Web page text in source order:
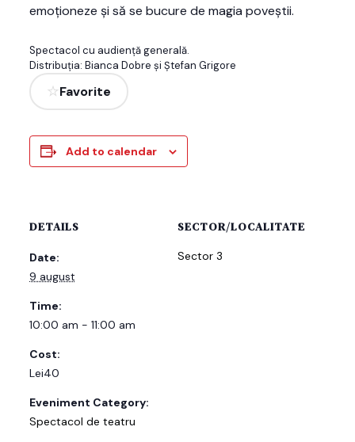
emoționeze și să se bucure de magia poveștii.
Spectacol cu audiență generală.
Distribuția: Bianca Dobre și Ștefan Grigore
Favorite
Add to calendar
DETAILS
Date:
9 august
Time:
10:00 am - 11:00 am
Cost:
Lei40
Eveniment Category:
Spectacol de teatru
SECTOR/LOCALITATE
Sector 3